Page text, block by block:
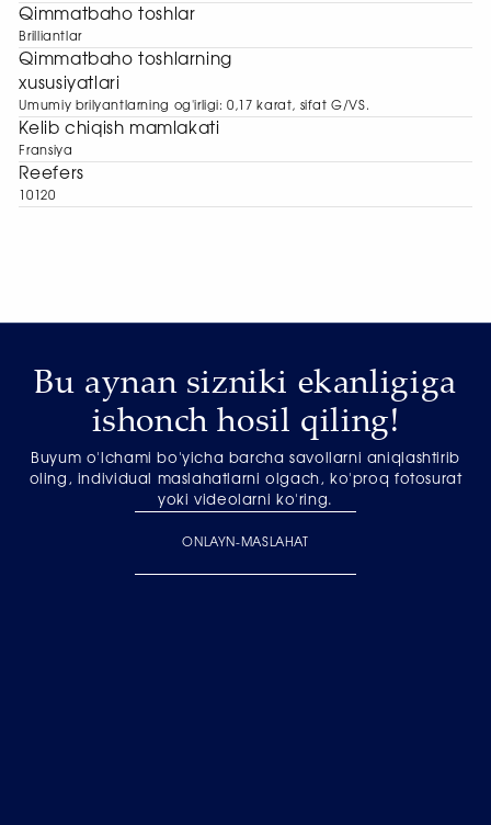
Qimmatbaho toshlar
Brilliantlar
Qimmatbaho toshlarning
xususiyatlari
Umumiy brilyantlarning og'irligi: 0,17 karat, sifat G/VS.
Kelib chiqish mamlakati
Fransiya
Reefers
10120
Bu aynan sizniki ekanligiga
ishonch hosil qiling!
Buyum o'lchami bo'yicha barcha savollarni aniqlashtirib
oling, individual maslahatlarni olgach, ko'proq fotosurat
yoki videolarni ko'ring.
ONLAYN-MASLAHAT